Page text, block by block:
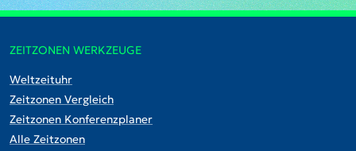
ZEITZONEN WERKZEUGE
Weltzeituhr
Zeitzonen Vergleich
Zeitzonen Konferenzplaner
Alle Zeitzonen